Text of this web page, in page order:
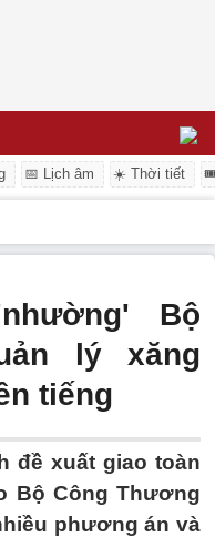
📅 Lịch âm ☀️ Thời tiết
Bộ
lý xăng
tiếng
đề xuất giao toàn
Bộ Công Thương
phương án và